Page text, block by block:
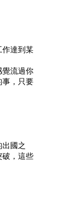
作達到某
覺流過你
事，只要
國之
破，這些